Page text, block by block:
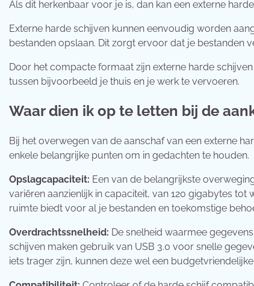
Als dit herkenbaar voor je is, dan kan een externe
Externe harde schijven kunnen eenvoudig worden
bestanden opslaan. Dit zorgt ervoor dat je bestanden
Door het compacte formaat zijn externe harde
tussen bijvoorbeeld je thuis en je werk te vervoeren.
Waar dien ik op te letten bij de
Bij het overwegen van de aanschaf van een externe
enkele belangrijke punten om in gedachten te houden.
Opslagcapaciteit: Een van de belangrijkste
variëren aanzienlijk in capaciteit, van 120 gigabytes
ruimte biedt voor al je bestanden en toekomstige
Overdrachtssnelheid: De snelheid waarmee
schijven maken gebruik van USB 3.0 voor snelle
iets trager zijn, kunnen deze wel een